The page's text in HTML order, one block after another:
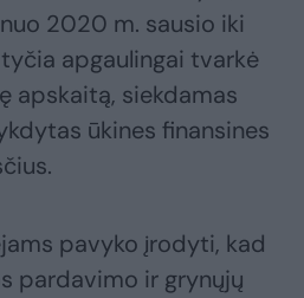
2020 m. sausio iki
apgaulingai tvarkė
apskaitą, siekdamas
ūkines finansines
pavyko įrodyti, kad
pardavimo ir grynųjų